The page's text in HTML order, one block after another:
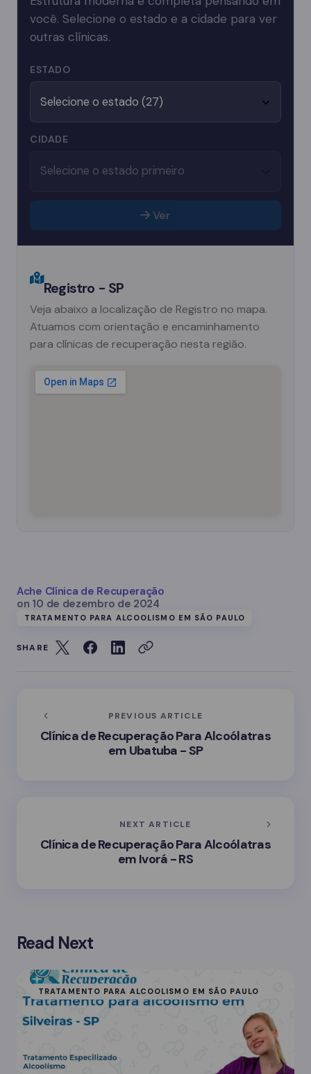
você. Selecione o estado e a cidade para ver
outras clínicas.
ESTADO
CIDADE
Ver
Registro - SP
Veja abaixo a localização de Registro no mapa.
Atuamos com orientação e encaminhamento
para clínicas de recuperação nesta região.
Ache Clínica de Recuperação
on 10 de dezembro de 2024
TRATAMENTO PARA ALCOOLISMO EM SÃO PAULO
SHARE
PREVIOUS ARTICLE
Clínica de Recuperação Para Alcoólatras
em Ubatuba - SP
NEXT ARTICLE
Clínica de Recuperação Para Alcoólatras
em Ivorá - RS
Read Next
TRATAMENTO PARA ALCOOLISMO EM SÃO PAULO